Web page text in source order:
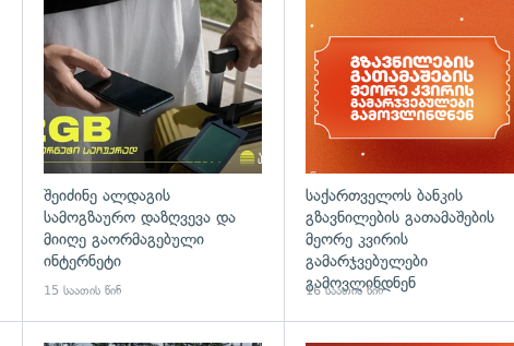
გადახედვა
შეიძინე ალდაგის
სამოგზაურო დაზღვევა და
მიიღე გაორმაგებული
ინტერნეტი
15 საათის წინ
საქართველოს ბანკის
გზავნილების გათამაშების
მეორე კვირის
გამარჯვებულები
გამოვლინდნენ
16 საათის წინ